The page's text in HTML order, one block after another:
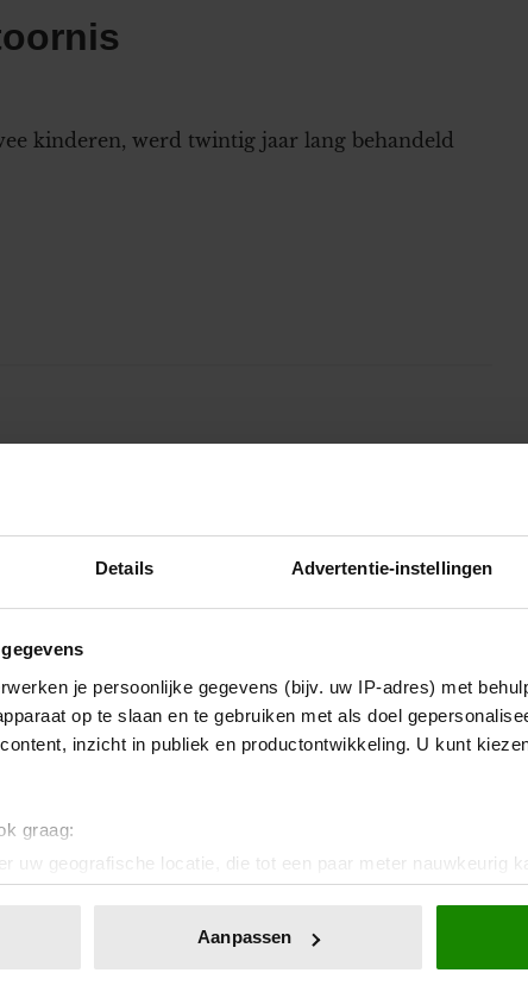
Details Advertentie-instellingen
je persoonlijke gegevens (bijv. uw IP-adres) met
op te slaan en te gebruiken met als doel
inzicht in publiek en productontwikkeling. U kunt
graag:
uw geografische locatie, die tot een paar meter nauwkeurig
het actief te scannen op specifieke eigenschappen
of intrekken in de Cookieverklaring.
Aanpassen
kinderen, werd twintig jaar lang behandeld
voor haar lichaam